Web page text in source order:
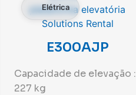
Elétrica
E300AJP
Capacidade de elevação :
227 kg